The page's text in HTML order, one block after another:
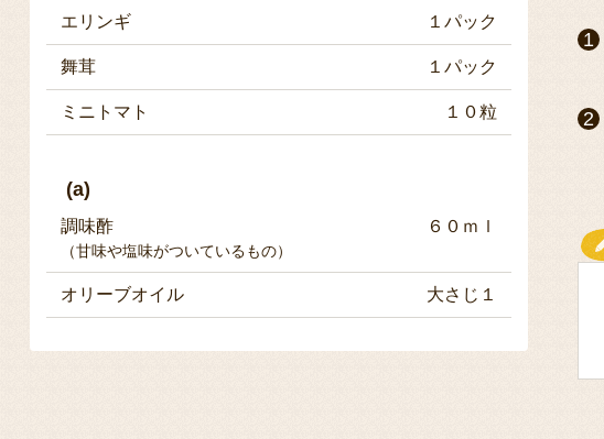
エリンギ １パック
舞茸 １パック
ミニトマト １０粒
(a)
調味酢 ６０ｍｌ
（甘味や塩味がついているもの）
オリーブオイル 大さじ１